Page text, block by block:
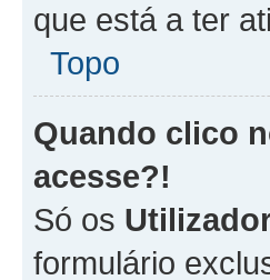
que está a ter
Topo
Quando clico
acesse?!
Só os
formulário